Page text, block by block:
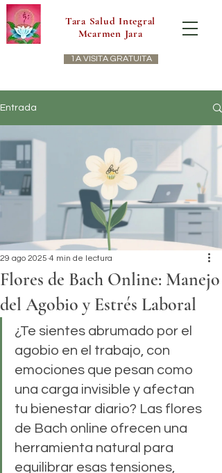
Tara Salud Integral
Mcarmen Jara
1A VISITA GRATUITA
Entrada
Flores de Bach Online: Manejo
del Agobio y Estrés Laboral
29 ago 2025 4 min de lectura
¿Te sientes abrumado por el
agobio en el trabajo, con
emociones que pesan como
una carga invisible y afectan
tu bienestar diario? Las flores
de Bach online ofrecen una
herramienta natural para
equilibrar esas tensiones,